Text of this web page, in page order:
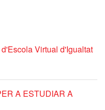
Virtual d'Igualtat
A ESTUDIAR A